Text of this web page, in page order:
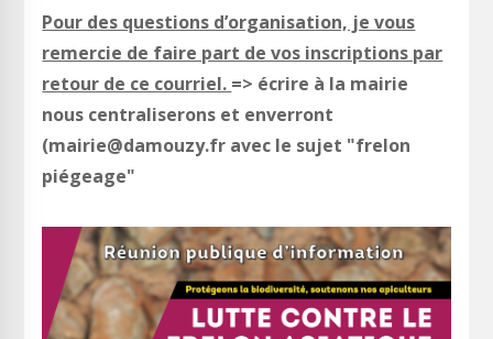
Pour des questions d’organisation, je vous
remercie de faire part de vos inscriptions par
retour de ce courriel. => écrire à la mairie
nous centraliserons et enverront
(mairie@damouzy.fr avec le sujet "frelon
piégeage"